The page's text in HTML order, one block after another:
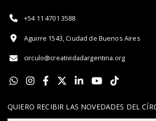
+54 11 4701 3588
Aguirre 1543, Ciudad de Buenos Aires
circulo@creatividadargentina.org
QUIERO RECIBIR LAS NOVEDADES DEL